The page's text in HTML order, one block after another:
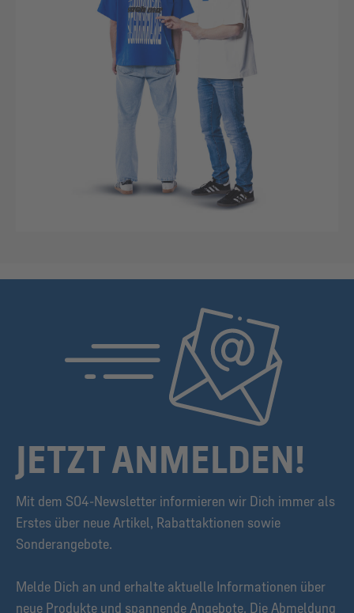
JETZT ANMELDEN!
Mit dem S04-Newsletter informieren wir Dich immer als
Erstes über neue Artikel, Rabattaktionen sowie
Sonderangebote.
Melde Dich an und erhalte aktuelle Informationen über
neue Produkte und spannende Angebote. Die Abmeldung